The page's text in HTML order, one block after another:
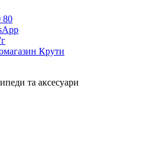
80
та аксесуари